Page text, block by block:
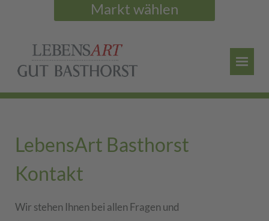
Markt wählen
LebensArt Basthorst
Kontakt
Wir stehen Ihnen bei allen Fragen und